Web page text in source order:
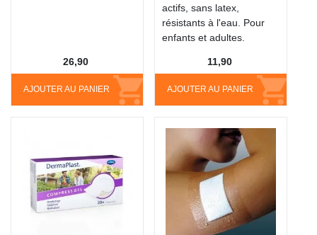
AJOUTER AU PANIER
26,90
actifs, sans latex,
résistants à l'eau. Pour
enfants et adultes.
AJOUTER AU PANIER
11,90